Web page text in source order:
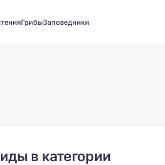
ГрибыЗаповедники
в категории